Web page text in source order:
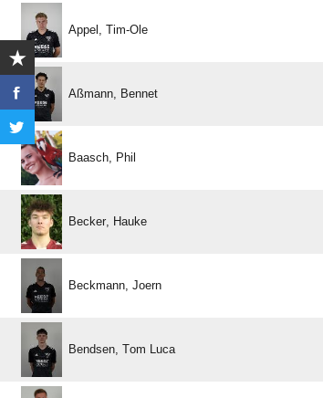
 
 
 
 
 
  